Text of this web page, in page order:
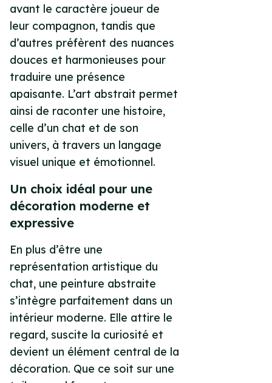
avant le caractère joueur de
leur compagnon, tandis que
d’autres préfèrent des nuances
douces et harmonieuses pour
traduire une présence
apaisante. L’art abstrait permet
ainsi de raconter une histoire,
celle d’un chat et de son
univers, à travers un langage
visuel unique et émotionnel.
Un choix idéal pour une
décoration moderne et
expressive
En plus d’être une
représentation artistique du
chat, une peinture abstraite
s’intègre parfaitement dans un
intérieur moderne. Elle attire le
regard, suscite la curiosité et
devient un élément central de la
décoration. Que ce soit sur une